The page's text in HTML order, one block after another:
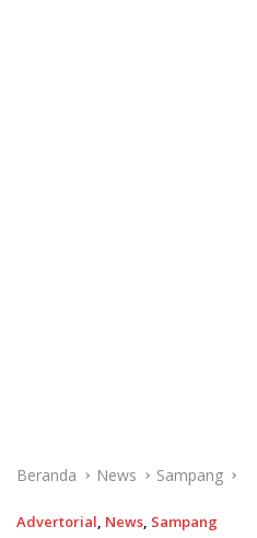
Beranda News Sampang
Advertorial, News, Sampang